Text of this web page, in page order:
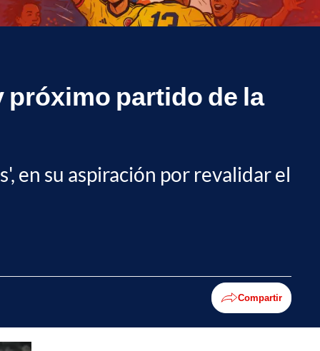
partido de la
en su aspiración por revalidar el
Compartir